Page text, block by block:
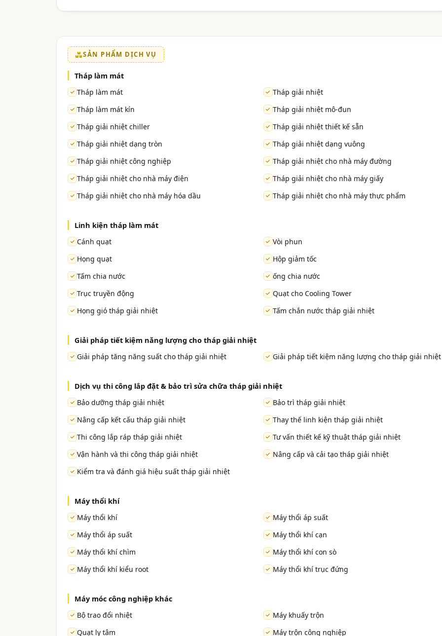
SẢN PHẨM DỊCH VỤ
Tháp làm mát
Tháp làm mát
Tháp giải nhiệt
Tháp làm mát kín
Tháp giải nhiệt mô-đun
Tháp giải nhiệt chiller
Tháp giải nhiệt thiết kế sẵn
Tháp giải nhiệt dạng tròn
Tháp giải nhiệt dạng vuông
Tháp giải nhiệt công nghiệp
Tháp giải nhiệt cho nhà máy đường
Tháp giải nhiệt cho nhà máy điện
Tháp giải nhiệt cho nhà máy giấy
Tháp giải nhiệt cho nhà máy hóa dầu
Tháp giải nhiệt cho nhà máy thực phẩm
Linh kiện tháp làm mát
Cánh quạt
Vòi phun
Họng quạt
Hộp giảm tốc
Tấm chia nước
ống chia nước
Trục truyền động
Quạt cho Cooling Tower
Họng gió tháp giải nhiệt
Tấm chắn nước tháp giải nhiệt
Giải pháp tiết kiệm năng lượng cho tháp giải nhiệt
Giải pháp tăng năng suất cho tháp giải nhiệt Giải pháp tiết kiệm năng lượng cho tháp giải nhiệt
Dịch vụ thi công lắp đặt & bảo trì sửa chữa tháp giải nhiệt
Bảo dưỡng tháp giải nhiệt
Bảo trì tháp giải nhiệt
Nâng cấp kết cấu tháp giải nhiệt
Thay thế linh kiện tháp giải nhiệt
Thi công lắp ráp tháp giải nhiệt
Tư vấn thiết kế kỹ thuật tháp giải nhiệt
Vận hành và thi công tháp giải nhiệt
Nâng cấp và cải tạo tháp giải nhiệt
Kiểm tra và đánh giá hiệu suất tháp giải nhiệt
Máy thổi khí
Máy thổi khí
Máy thổi áp suất
Máy thổi áp suất
Máy thổi khí cạn
Máy thổi khí chìm
Máy thổi khí con sò
Máy thổi khí kiểu root
Máy thổi khí trục đứng
Máy móc công nghiệp khác
Bộ trao đổi nhiệt
Máy khuấy trộn
Quạt ly tâm
Máy trộn công nghiệp